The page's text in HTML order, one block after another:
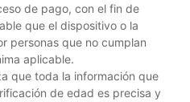
de pago, con el fin de
que el dispositivo o la
personas que no cumplan
aplicable.
que toda la información que
de edad es precisa y